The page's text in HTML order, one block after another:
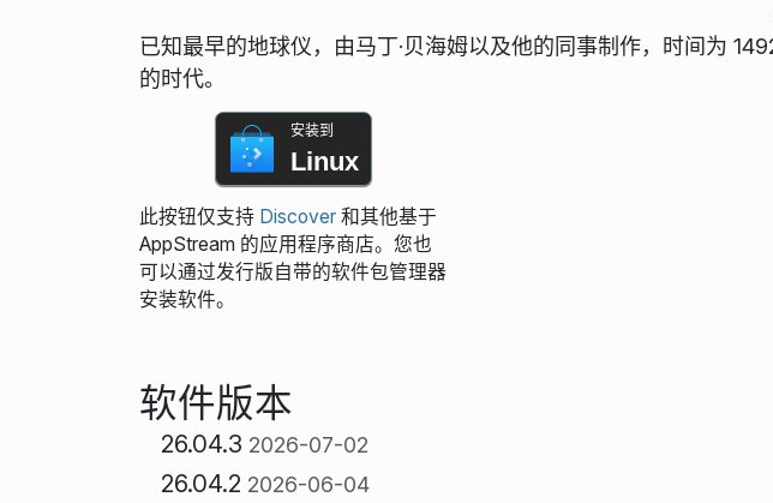
已知最早的地球仪，由马丁·贝海姆以及他的同事制作，时间为
的时代。
安装到
Linux
此按钮仅支持 Discover和其他基于
AppStream 的应用程序商店。您也
可以通过发行版自带的软件包管理器
安装软件。
软件版本
26.04.3 2026-07-02
26.04.2 2026-06-04